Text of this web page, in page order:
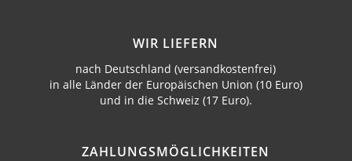
WIR LIEFERN
nach Deutschland (versandkostenfrei)
in alle Länder der Europäischen Union (10 Euro)
und in die Schweiz (17 Euro).
ZAHLUNGS­MÖGLICHKEITEN